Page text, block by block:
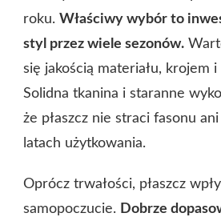
roku. Właściwy wybór to
styl przez wiele sezonów.
się jakością materiału, krojem
Solidna tkanina i staranne
że płaszcz nie straci fasonu
latach użytkowania.
Oprócz trwałości, płaszcz
samopoczucie. Dobrze